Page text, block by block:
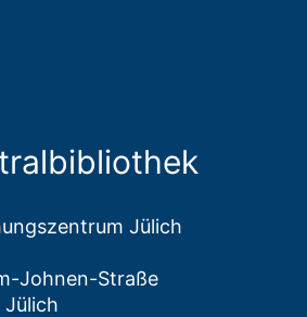
Jülich
Johnen-Straße